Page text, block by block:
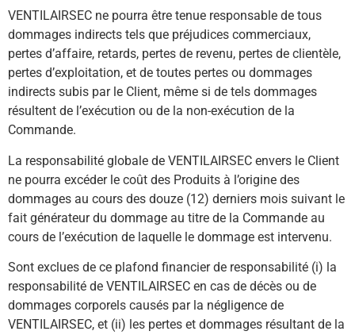
VENTILAIRSEC ne pourra être tenue responsable de tous
dommages indirects tels que préjudices commerciaux,
pertes d’affaire, retards, pertes de revenu, pertes de clientèle,
pertes d’exploitation, et de toutes pertes ou dommages
indirects subis par le Client, même si de tels dommages
résultent de l’exécution ou de la non-exécution de la
Commande.
La responsabilité globale de VENTILAIRSEC envers le Client
ne pourra excéder le coût des Produits à l’origine des
dommages au cours des douze (12) derniers mois suivant le
fait générateur du dommage au titre de la Commande au
cours de l’exécution de laquelle le dommage est intervenu.
Sont exclues de ce plafond financier de responsabilité (i) la
responsabilité de VENTILAIRSEC en cas de décès ou de
dommages corporels causés par la négligence de
VENTILAIRSEC, et (ii) les pertes et dommages résultant de la